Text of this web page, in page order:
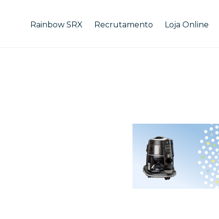
Rainbow SRX Recrutamento Loja Online